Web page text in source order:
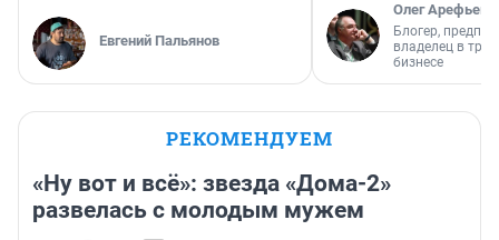
Евгений Пальянов
Олег Арефьев
Блогер,
владелец в
бизнесе
РЕКОМЕНДУЕМ
«Ну вот и всё»: звезда «Дома-2»
развелась с молодым мужем